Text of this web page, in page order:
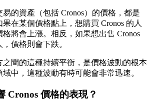
的資產（包括 Cronos）的價格，都是
在某個價格點上，想購買 Cronos 的人
將會上漲。相反，如果想出售 Cronos
價格則會下跌。
之間的這種持續平衡，是價格波動的根本
中，這種波動有時可能會非常迅速。
Cronos 價格的表現？